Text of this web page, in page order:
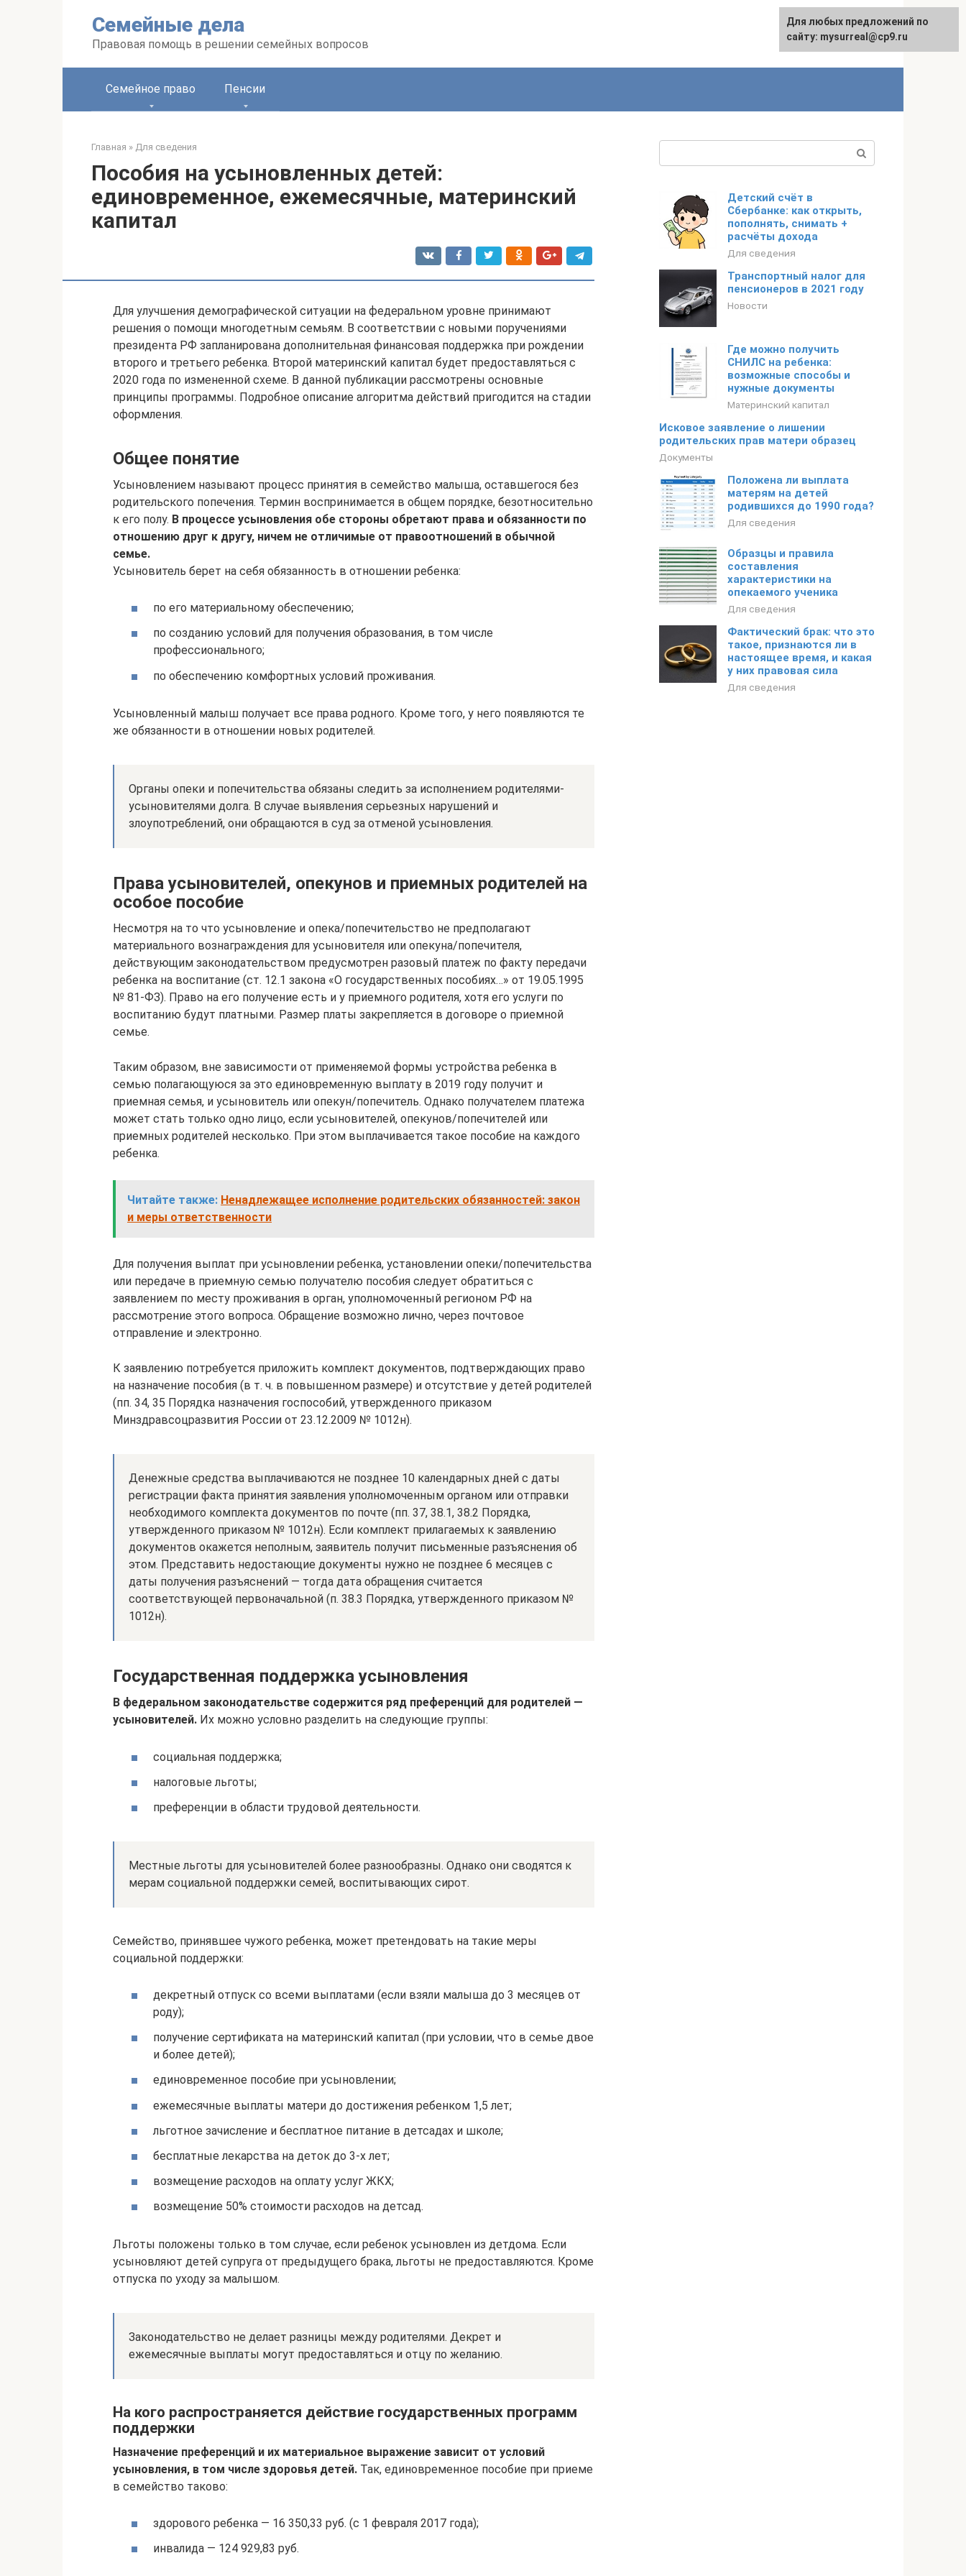
Семейные дела
Правовая помощь в решении семейных вопросов
Семейное право Пенсии
Главная » Для сведения
Пособия на усыновленных детей:
единовременное, ежемесячные, материнский
капитал
Для улучшения демографической ситуации на федеральном уровне принимают
решения о помощи многодетным семьям. В соответствии с новыми поручениями
президента РФ запланирована дополнительная финансовая поддержка при рождении
второго и третьего ребенка. Второй материнский капитал будет предоставляться с
2020 года по измененной схеме. В данной публикации рассмотрены основные
принципы программы. Подробное описание алгоритма действий пригодится на стадии
оформления.
Общее понятие
Усыновлением называют процесс принятия в семейство малыша, оставшегося без
родительского попечения. Термин воспринимается в общем порядке, безотносительно
к его полу. В процессе усыновления обе стороны обретают права и обязанности по
отношению друг к другу, ничем не отличимые от правоотношений в обычной
семье.
Усыновитель берет на себя обязанность в отношении ребенка:
по его материальному обеспечению;
по созданию условий для получения образования, в том числе
профессионального;
по обеспечению комфортных условий проживания.
Усыновленный малыш получает все права родного. Кроме того, у него появляются те
же обязанности в отношении новых родителей.
Органы опеки и попечительства обязаны следить за исполнением родителями-
усыновителями долга. В случае выявления серьезных нарушений и
злоупотреблений, они обращаются в суд за отменой усыновления.
Права усыновителей, опекунов и приемных родителей на
особое пособие
Несмотря на то что усыновление и опека/попечительство не предполагают
материального вознаграждения для усыновителя или опекуна/попечителя,
действующим законодательством предусмотрен разовый платеж по факту передачи
ребенка на воспитание (ст. 12.1 закона «О государственных пособиях…» от 19.05.1995
№ 81-ФЗ). Право на его получение есть и у приемного родителя, хотя его услуги по
воспитанию будут платными. Размер платы закрепляется в договоре о приемной
семье.
Таким образом, вне зависимости от применяемой формы устройства ребенка в
семью полагающуюся за это единовременную выплату в 2019 году получит и
приемная семья, и усыновитель или опекун/попечитель. Однако получателем платежа
может стать только одно лицо, если усыновителей, опекунов/попечителей или
приемных родителей несколько. При этом выплачивается такое пособие на каждого
ребенка.
Читайте также: Ненадлежащее исполнение родительских обязанностей: закон
и меры ответственности
Для получения выплат при усыновлении ребенка, установлении опеки/попечительства
или передаче в приемную семью получателю пособия следует обратиться с
заявлением по месту проживания в орган, уполномоченный регионом РФ на
рассмотрение этого вопроса. Обращение возможно лично, через почтовое
отправление и электронно.
К заявлению потребуется приложить комплект документов, подтверждающих право
на назначение пособия (в т. ч. в повышенном размере) и отсутствие у детей родителей
(пп. 34, 35 Порядка назначения госпособий, утвержденного приказом
Минздравсоцразвития России от 23.12.2009 № 1012н).
Денежные средства выплачиваются не позднее 10 календарных дней с даты
регистрации факта принятия заявления уполномоченным органом или отправки
необходимого комплекта документов по почте (пп. 37, 38.1, 38.2 Порядка,
утвержденного приказом № 1012н). Если комплект прилагаемых к заявлению
документов окажется неполным, заявитель получит письменные разъяснения об
этом. Представить недостающие документы нужно не позднее 6 месяцев с
даты получения разъяснений — тогда дата обращения считается
соответствующей первоначальной (п. 38.3 Порядка, утвержденного приказом №
1012н).
Государственная поддержка усыновления
В федеральном законодательстве содержится ряд преференций для родителей —
усыновителей. Их можно условно разделить на следующие группы:
социальная поддержка;
налоговые льготы;
преференции в области трудовой деятельности.
Местные льготы для усыновителей более разнообразны. Однако они сводятся к
мерам социальной поддержки семей, воспитывающих сирот.
Семейство, принявшее чужого ребенка, может претендовать на такие меры
социальной поддержки:
декретный отпуск со всеми выплатами (если взяли малыша до 3 месяцев от
роду);
получение сертификата на материнский капитал (при условии, что в семье двое
и более детей);
единовременное пособие при усыновлении;
ежемесячные выплаты матери до достижения ребенком 1,5 лет;
льготное зачисление и бесплатное питание в детсадах и школе;
бесплатные лекарства на деток до 3-х лет;
возмещение расходов на оплату услуг ЖКХ;
возмещение 50% стоимости расходов на детсад.
Льготы положены только в том случае, если ребенок усыновлен из детдома. Если
усыновляют детей супруга от предыдущего брака, льготы не предоставляются. Кроме
отпуска по уходу за малышом.
Законодательство не делает разницы между родителями. Декрет и
ежемесячные выплаты могут предоставляться и отцу по желанию.
На кого распространяется действие государственных программ
поддержки
Назначение преференций и их материальное выражение зависит от условий
усыновления, в том числе здоровья детей. Так, единовременное пособие при приеме
в семейство таково:
здорового ребенка — 16 350,33 руб. (с 1 февраля 2017 года);
инвалида — 124 929,83 руб.
Детский счёт в
Сбербанке: как открыть,
пополнять, снимать +
расчёты дохода
Для сведения
Транспортный налог для
пенсионеров в 2021 году
Новости
Где можно получить
СНИЛС на ребенка:
возможные способы и
нужные документы
Материнский капитал
Исковое заявление о лишении
родительских прав матери образец
Документы
Положена ли выплата
матерям на детей
родившихся до 1990 года?
Для сведения
Образцы и правила
составления
характеристики на
опекаемого ученика
Для сведения
Фактический брак: что это
такое, признаются ли в
настоящее время, и какая
у них правовая сила
Для сведения
Для любых предложений по
сайту: mysurreal@cp9.ru